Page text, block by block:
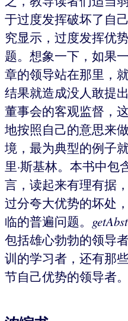
于过度发挥破坏了自
究显示，过度发挥优
题。想象一下，如果
章的领导站在那里，
结果就造成没人敢提
董事会的客观监督，
地按照自己的意思来
境，最为典型的例子
里·斯基林。本书中包
言，读起来有理有据
过分夸大优势的坏处
临的普遍问题。
包括雄心勃勃的领导
训的学习者，还有那
节自己优势的领导者。